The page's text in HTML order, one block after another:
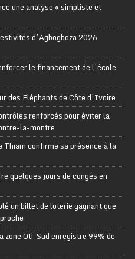
une analyse « simpliste et
d’Agbogboza 2026
le financement de l’école
des Eléphants de Côte d’Ivoire
renforcés pour éviter la
la-montre
confirme sa présence à la
quelques jours de congés en
un billet de loterie gagnant que
Oti-Sud enregistre 99% de